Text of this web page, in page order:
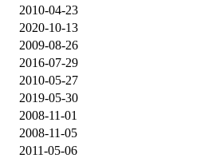
2010-04-23
2020-10-13
2009-08-26
2016-07-29
2010-05-27
2019-05-30
2008-11-01
2008-11-05
2011-05-06